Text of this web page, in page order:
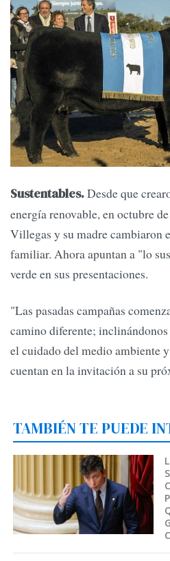
Sustentables.Desde que
energía renovable, en octubre
Villegas y su madre cambiaron
familiar. Ahora apuntan a "lo
verde en sus presentaciones.
"Las pasadas campañas
camino diferente;
el cuidado del medio ambiente
cuentan en la invitación a su
TAMBIÉN TE PUEDE